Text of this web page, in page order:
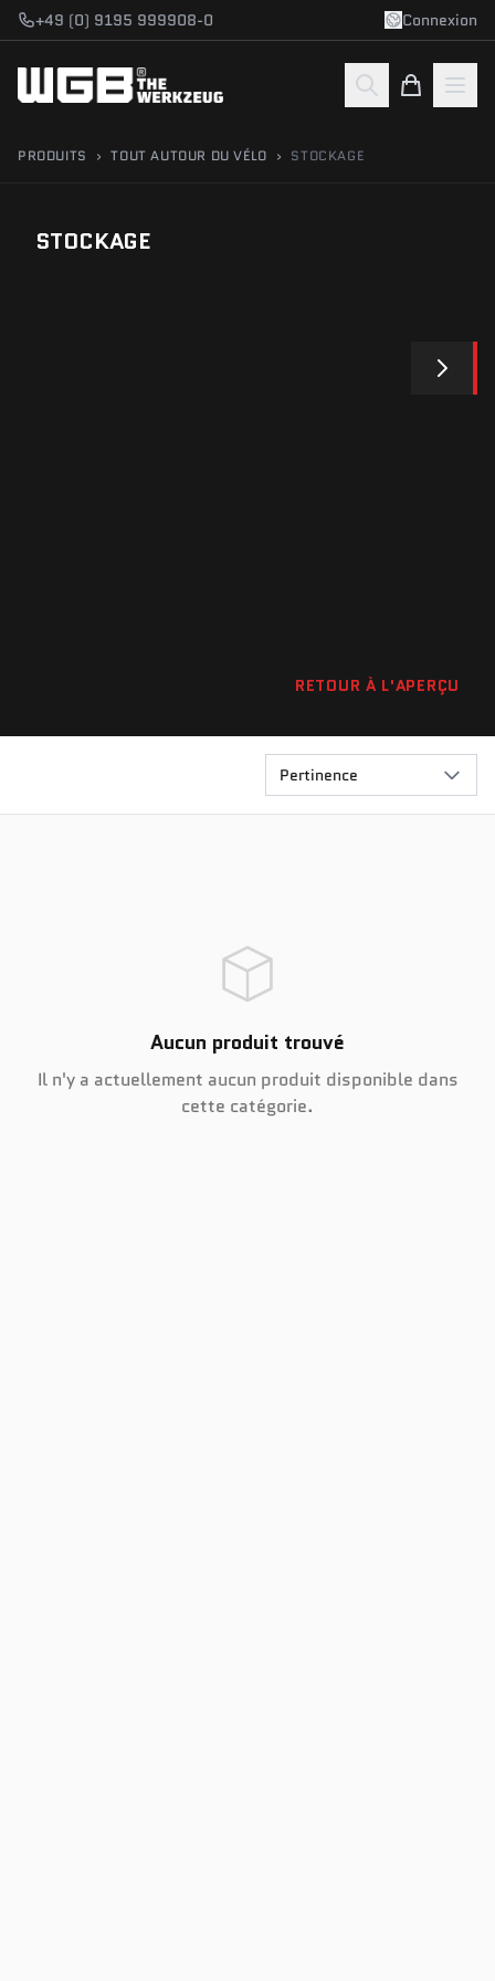
Aller au contenu
+49 (0) 9195 999908-0 Connexion
PRODUITS › TOUT AUTOUR DU VÉLO › STOCKAGE
STOCKAGE
RETOUR À L'APERÇU
Pertinence
Aucun produit trouvé
Il n'y a actuellement aucun produit disponible dans
cette catégorie.